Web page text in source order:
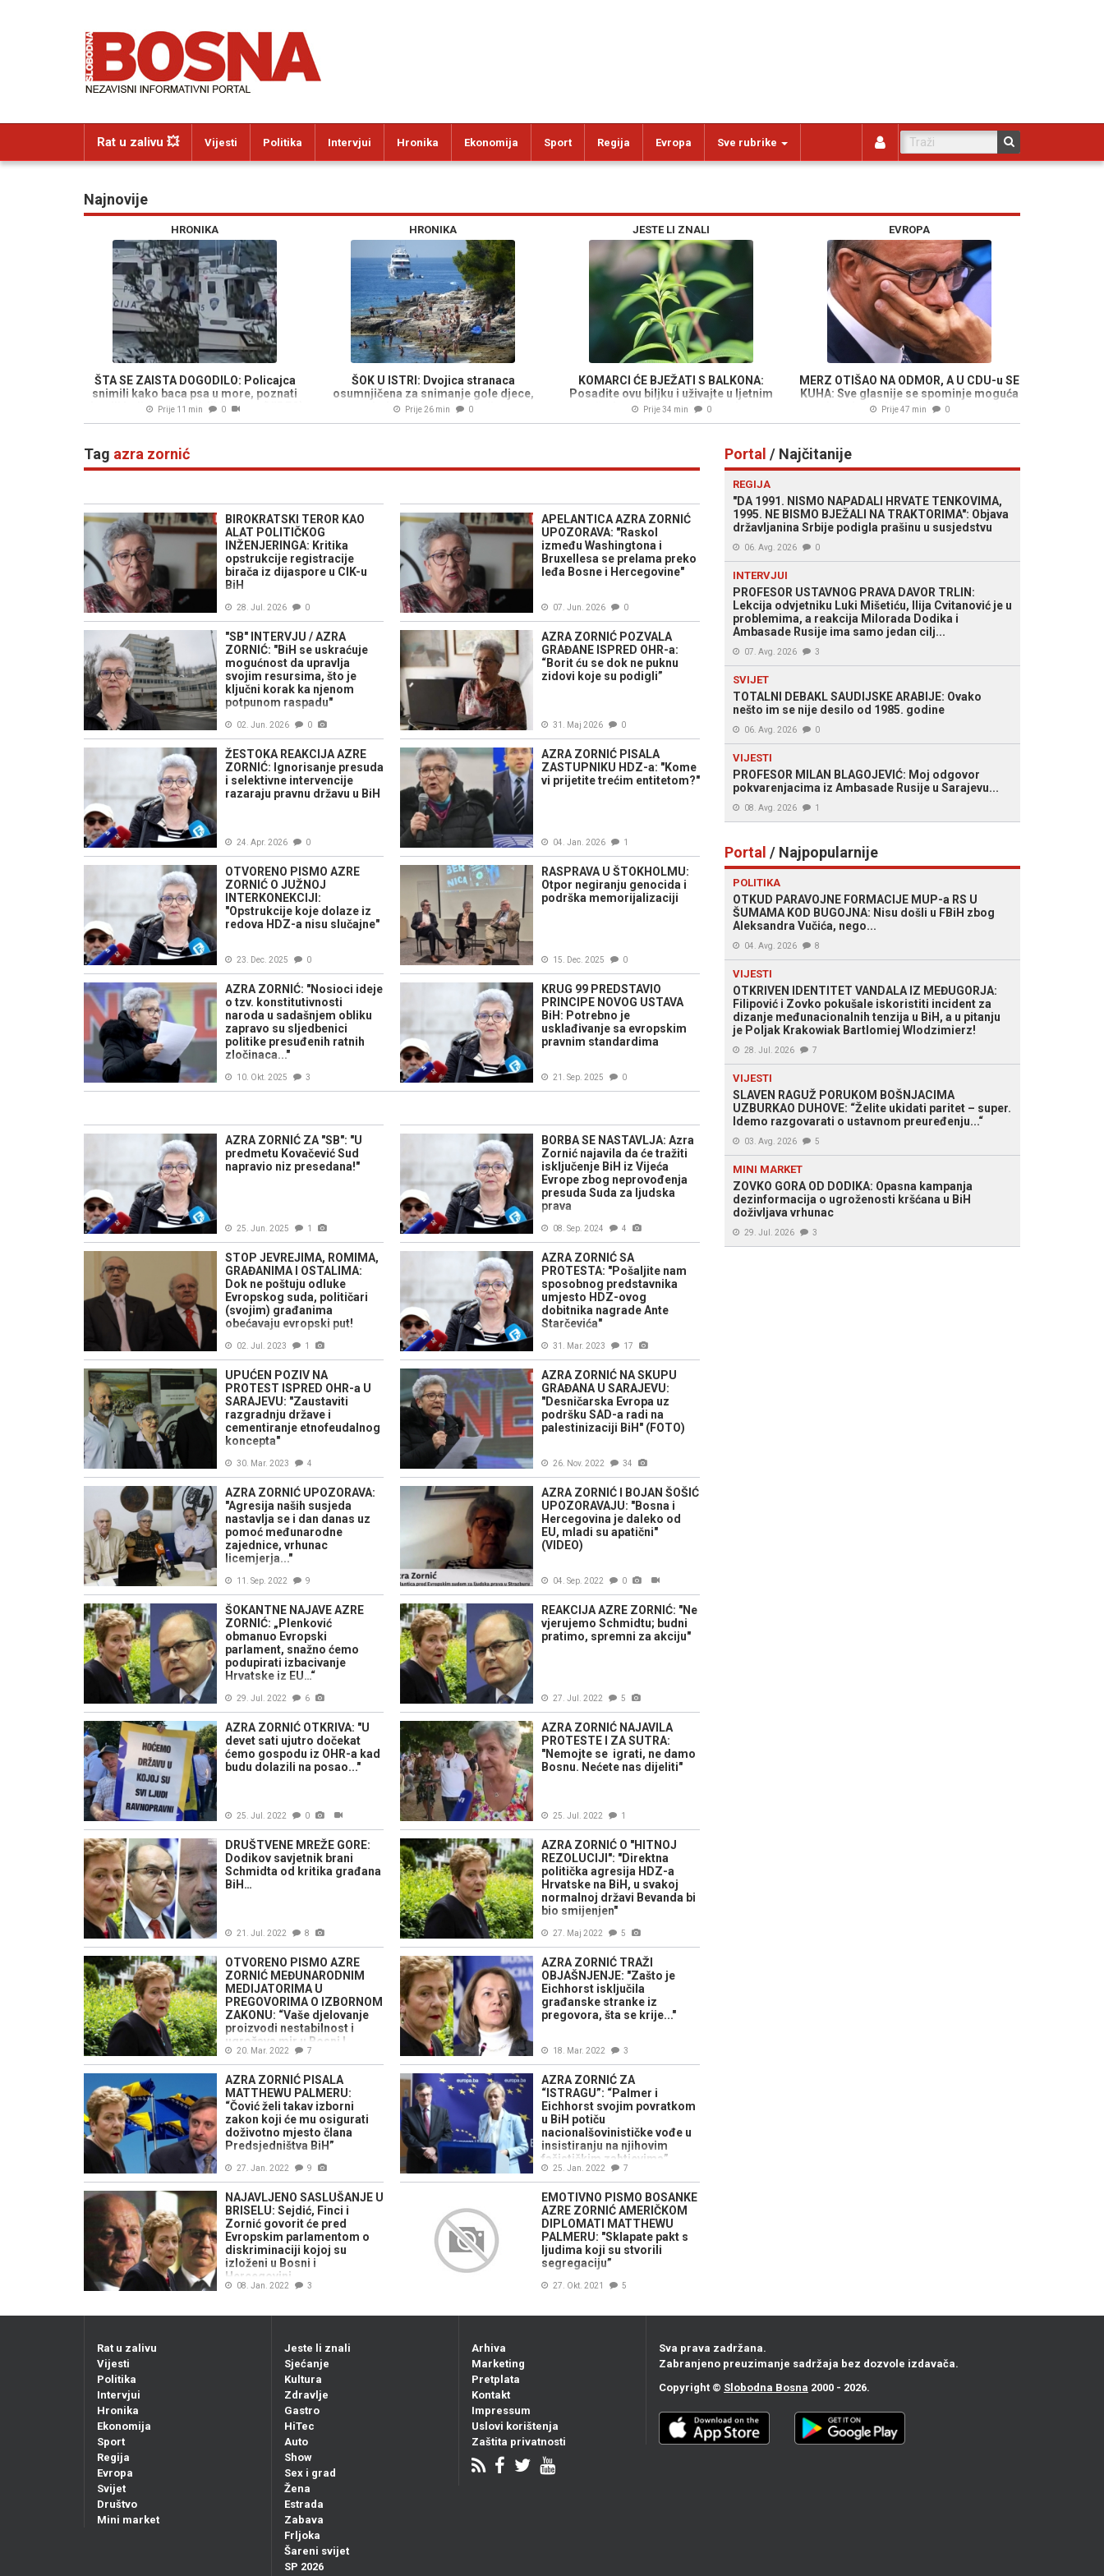
Rat u zalivu 💥 Vijesti Politika Intervjui Hronika Ekonomija Sport Regija Evropa Sve rubrike
Najnovije
HRONIKA
ŠTA SE ZAISTA DOGODILO: Policajca
snimili kako baca psa u more, poznati
detalji koji su uznemirili javnost (VIDEO)
Prije 11 min 0
HRONIKA
ŠOK U ISTRI: Dvojica stranaca
osumnjičena za snimanje gole djece,
jedan pokušao pobjeći
Prije 26 min 0
JESTE LI ZNALI
KOMARCI ĆE BJEŽATI S BALKONA:
Posadite ovu biljku i uživajte u ljetnim
večerima bez dosadnih insekata
Prije 34 min 0
EVROPA
MERZ OTIŠAO NA ODMOR, A U CDU-u SE
KUHA: Sve glasnije se spominje moguća
zamjena kancelara, jedno ime posebno
Prije 47 min 0
Tag azra zornić
BIROKRATSKI TEROR KAO
ALAT POLITIČKOG
INŽENJERINGA: Kritika
opstrukcije registracije
birača iz dijaspore u CIK-u
BiH
28. Jul. 2026 0
APELANTICA AZRA ZORNIĆ
UPOZORAVA: "Raskol
između Washingtona i
Bruxellesa se prelama preko
leđa Bosne i Hercegovine"
07. Jun. 2026 0
"SB" INTERVJU / AZRA
ZORNIĆ: "BiH se uskraćuje
mogućnost da upravlja
svojim resursima, što je
ključni korak ka njenom
potpunom raspadu"
02. Jun. 2026 0
AZRA ZORNIĆ POZVALA
GRAĐANE ISPRED OHR-a:
“Borit ću se dok ne puknu
zidovi koje su podigli”
31. Maj 2026 0
ŽESTOKA REAKCIJA AZRE
ZORNIĆ: Ignorisanje presuda
i selektivne intervencije
razaraju pravnu državu u BiH
24. Apr. 2026 0
AZRA ZORNIĆ PISALA
ZASTUPNIKU HDZ-a: "Kome
vi prijetite trećim entitetom?"
04. Jan. 2026 1
OTVORENO PISMO AZRE
ZORNIĆ O JUŽNOJ
INTERKONEKCIJI:
"Opstrukcije koje dolaze iz
redova HDZ-a nisu slučajne"
23. Dec. 2025 0
RASPRAVA U ŠTOKHOLMU:
Otpor negiranju genocida i
podrška memorijalizaciji
15. Dec. 2025 0
AZRA ZORNIĆ: "Nosioci ideje
o tzv. konstitutivnosti
naroda u sadašnjem obliku
zapravo su sljedbenici
politike presuđenih ratnih
zločinaca..."
10. Okt. 2025 3
KRUG 99 PREDSTAVIO
PRINCIPE NOVOG USTAVA
BiH: Potrebno je
usklađivanje sa evropskim
pravnim standardima
21. Sep. 2025 0
AZRA ZORNIĆ ZA "SB": "U
predmetu Kovačević Sud
napravio niz presedana!"
25. Jun. 2025 1
BORBA SE NASTAVLJA: Azra
Zornić najavila da će tražiti
isključenje BiH iz Vijeća
Evrope zbog neprovođenja
presuda Suda za ljudska
prava
08. Sep. 2024 4
STOP JEVREJIMA, ROMIMA,
GRAĐANIMA I OSTALIMA:
Dok ne poštuju odluke
Evropskog suda, političari
(svojim) građanima
obećavaju evropski put!
02. Jul. 2023 1
AZRA ZORNIĆ SA
PROTESTA: "Pošaljite nam
sposobnog predstavnika
umjesto HDZ-ovog
dobitnika nagrade Ante
Starčevića"
31. Mar. 2023 17
UPUĆEN POZIV NA
PROTEST ISPRED OHR-a U
SARAJEVU: "Zaustaviti
razgradnju države i
cementiranje etnofeudalnog
koncepta"
30. Mar. 2023 4
AZRA ZORNIĆ NA SKUPU
GRAĐANA U SARAJEVU:
"Desničarska Evropa uz
podršku SAD-a radi na
palestinizaciji BiH" (FOTO)
26. Nov. 2022 34
AZRA ZORNIĆ UPOZORAVA:
"Agresija naših susjeda
nastavlja se i dan danas uz
pomoć međunarodne
zajednice, vrhunac
licemjerja..."
11. Sep. 2022 9
AZRA ZORNIĆ I BOJAN ŠOŠIĆ
UPOZORAVAJU: "Bosna i
Hercegovina je daleko od
EU, mladi su apatični"
(VIDEO)
04. Sep. 2022 0
ŠOKANTNE NAJAVE AZRE
ZORNIĆ: „Plenković
obmanuo Evropski
parlament, snažno ćemo
podupirati izbacivanje
Hrvatske iz EU…“
29. Jul. 2022 6
REAKCIJA AZRE ZORNIĆ: "Ne
vjerujemo Schmidtu; budni
pratimo, spremni za akciju"
27. Jul. 2022 5
AZRA ZORNIĆ OTKRIVA: "U
devet sati ujutro dočekat
ćemo gospodu iz OHR-a kad
budu dolazili na posao..."
25. Jul. 2022 0
AZRA ZORNIĆ NAJAVILA
PROTESTE I ZA SUTRA:
"Nemojte se igrati, ne damo
Bosnu. Nećete nas dijeliti"
25. Jul. 2022 1
DRUŠTVENE MREŽE GORE:
Dodikov savjetnik brani
Schmidta od kritika građana
BiH…
21. Jul. 2022 8
AZRA ZORNIĆ O "HITNOJ
REZOLUCIJI": "Direktna
politička agresija HDZ-a
Hrvatske na BiH, u svakoj
normalnoj državi Bevanda bi
bio smijenjen"
27. Maj 2022 5
OTVORENO PISMO AZRE
ZORNIĆ MEĐUNARODNIM
MEDIJATORIMA U
PREGOVORIMA O IZBORNOM
ZAKONU: “Vaše djelovanje
proizvodi nestabilnost i
ugrožava mir u Bosni I
Hercegovini”
20. Mar. 2022 7
AZRA ZORNIĆ TRAŽI
OBJAŠNJENJE: "Zašto je
Eichhorst isključila
građanske stranke iz
pregovora, šta se krije..."
18. Mar. 2022 3
AZRA ZORNIĆ PISALA
MATTHEWU PALMERU:
“Čović želi takav izborni
zakon koji će mu osigurati
doživotno mjesto člana
Predsjedništva BiH”
27. Jan. 2022 9
AZRA ZORNIĆ ZA
“ISTRAGU”: “Palmer i
Eichhorst svojim povratkom
u BiH potiču
nacionalšovinističke vođe u
insistiranju na njihovim
fašističkim zahtjevima”
25. Jan. 2022 7
NAJAVLJENO SASLUŠANJE U
BRISELU: Sejdić, Finci i
Zornić govorit će pred
Evropskim parlamentom o
diskriminaciji kojoj su
izloženi u Bosni i
Hercegovini
08. Jan. 2022 3
EMOTIVNO PISMO BOSANKE
AZRE ZORNIĆ AMERIČKOM
DIPLOMATI MATTHEWU
PALMERU: "Sklapate pakt s
ljudima koji su stvorili
segregaciju”
27. Okt. 2021 5
Portal / Najčitanije
REGIJA
"DA 1991. NISMO NAPADALI HRVATE TENKOVIMA,
1995. NE BISMO BJEŽALI NA TRAKTORIMA": Objava
državljanina Srbije podigla prašinu u susjedstvu
06. Avg. 2026 0
INTERVJUI
PROFESOR USTAVNOG PRAVA DAVOR TRLIN:
Lekcija odvjetniku Luki Mišetiću, Ilija Cvitanović je u
problemima, a reakcija Milorada Dodika i
Ambasade Rusije ima samo jedan cilj...
07. Avg. 2026 3
SVIJET
TOTALNI DEBAKL SAUDIJSKE ARABIJE: Ovako
nešto im se nije desilo od 1985. godine
06. Avg. 2026 0
VIJESTI
PROFESOR MILAN BLAGOJEVIĆ: Moj odgovor
pokvarenjacima iz Ambasade Rusije u Sarajevu...
08. Avg. 2026 1
Portal / Najpopularnije
POLITIKA
OTKUD PARAVOJNE FORMACIJE MUP-a RS U
ŠUMAMA KOD BUGOJNA: Nisu došli u FBiH zbog
Aleksandra Vučića, nego...
04. Avg. 2026 8
VIJESTI
OTKRIVEN IDENTITET VANDALA IZ MEĐUGORJA:
Filipović i Zovko pokušale iskoristiti incident za
dizanje međunacionalnih tenzija u BiH, a u pitanju
je Poljak Krakowiak Bartlomiej Wlodzimierz!
28. Jul. 2026 7
VIJESTI
SLAVEN RAGUŽ PORUKOM BOŠNJACIMA
UZBURKAO DUHOVE: “Želite ukidati paritet – super.
Idemo razgovarati o ustavnom preuređenju...“
03. Avg. 2026 5
MINI MARKET
ZOVKO GORA OD DODIKA: Opasna kampanja
dezinformacija o ugroženosti kršćana u BiH
doživljava vrhunac
29. Jul. 2026 3
Rat u zalivu
Vijesti
Politika
Intervjui
Hronika
Ekonomija
Sport
Regija
Evropa
Svijet
Društvo
Mini market
Jeste li znali
Sjećanje
Kultura
Zdravlje
Gastro
HiTec
Auto
Show
Sex i grad
Žena
Estrada
Zabava
Frljoka
Šareni svijet
SP 2026
Arhiva
Marketing
Pretplata
Kontakt
Impressum
Uslovi korištenja
Zaštita privatnosti
Sva prava zadržana.
Zabranjeno preuzimanje sadržaja bez dozvole izdavača.
Copyright © Slobodna Bosna 2000 - 2026.